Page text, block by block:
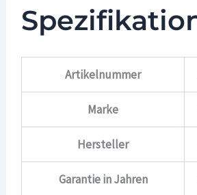
Artikelnummer
Marke
Hersteller
Garantie in Jahren